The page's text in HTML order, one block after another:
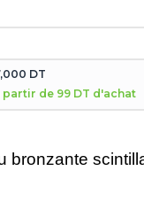
DT
de 99 DT d'achat
bronzante